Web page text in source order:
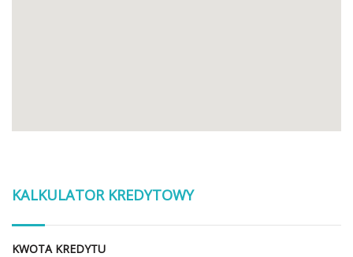
KALKULATOR KREDYTOWY
KWOTA KREDYTU